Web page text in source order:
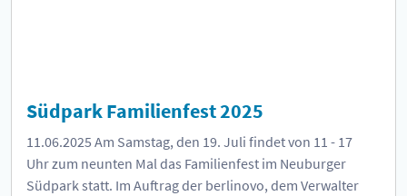
Südpark Familienfest 2025
11.06.2025 Am Samstag, den 19. Juli findet von 11 - 17
Uhr zum neunten Mal das Familienfest im Neuburger
Südpark statt. Im Auftrag der berlinovo, dem Verwalter